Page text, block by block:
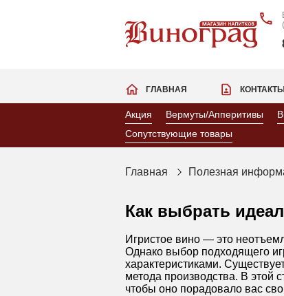
ГЛАВНАЯ КОНТАКТЫ
Акция Вермуты/Апперитивы
Сопутствующие товары
Главная Полезная
Как выбрать
Игристое вино — это
Однако выбор подходящего
характеристиками.
метода производства. В этой
чтобы оно порадовало вас